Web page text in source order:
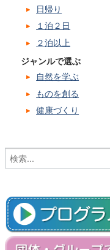
日帰り
１泊２日
２泊以上
ジャンルで選ぶ
自然を学ぶ
ものを創る
健康づくり